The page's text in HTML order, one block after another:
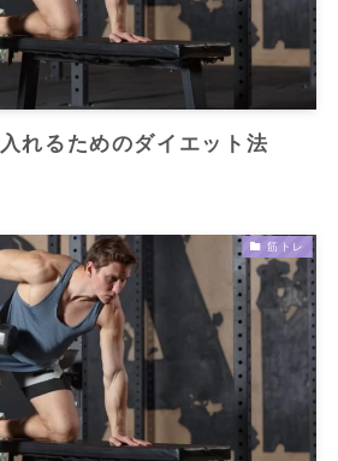
れるためのダイエット法
筋トレ